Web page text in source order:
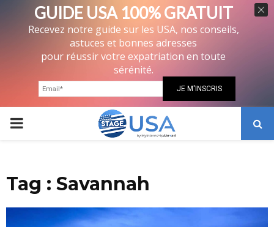
PRIMARY
Tag : Savannah
GUIDE USA 100% GRATUIT
Recevez notre guide sur les USA, nos conseils,
astuces et bonnes adresses
pour réussir votre expatriation en toute
sérénité.